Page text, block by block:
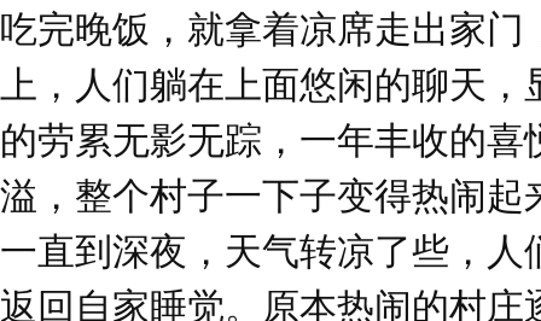
吃完晚饭，就拿着凉席走出家
上，人们躺在上面悠闲的聊天，
的劳累无影无踪，一年丰收的喜
溢，整个村子一下子变得热闹起
一直到深夜，天气转凉了些，
返回自家睡觉。原本热闹的村